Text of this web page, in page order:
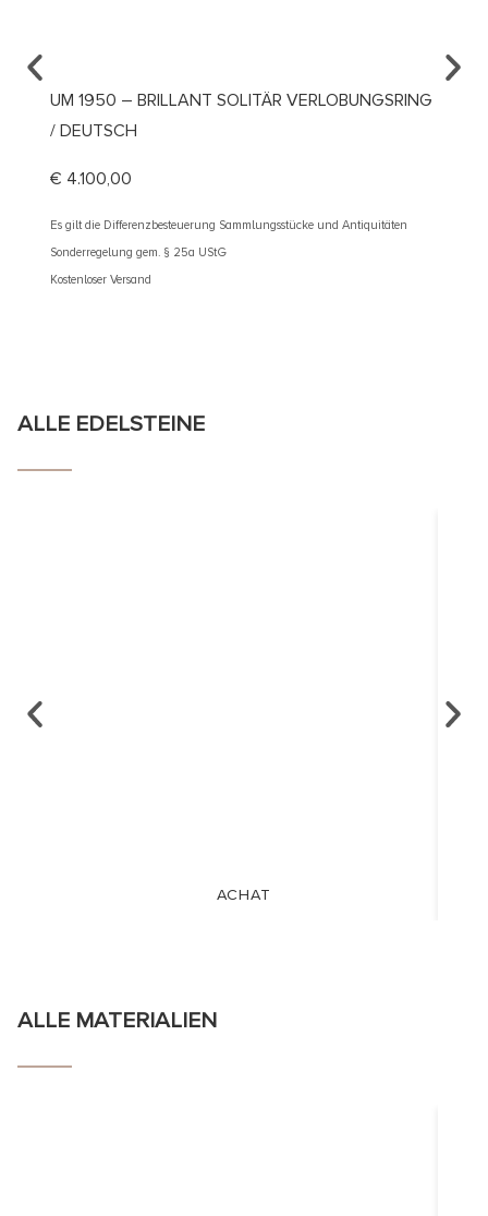
UM 1950 – BRILLANT SOLITÄR VERLOBUNGSRING
/ DEUTSCH
€ 4.100,00
Es gilt die Differenzbesteuerung Sammlungsstücke und Antiquitäten
Sonderregelung gem. § 25a UStG
Kostenloser Versand
ALLE EDELSTEINE
ACHAT
ALLE MATERIALIEN